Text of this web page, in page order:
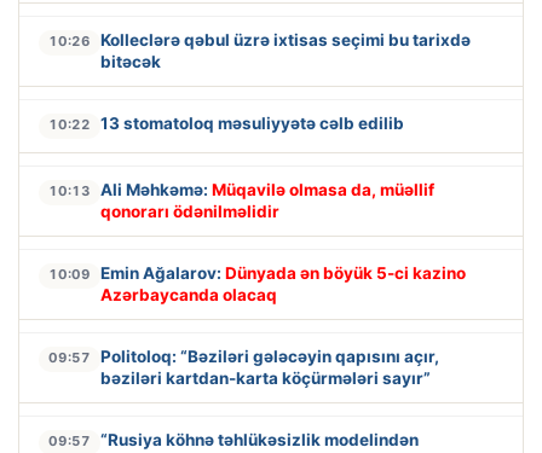
10:26
Kolleclərə qəbul üzrə ixtisas seçimi bu tarixdə
bitəcək
10:22 13 stomatoloq məsuliyyətə cəlb edilib
10:13 Ali Məhkəmə: Müqavilə olmasa da, müəllif
qonorarı ödənilməlidir
10:09 Emin Ağalarov: Dünyada ən böyük 5-ci kazino
Azərbaycanda olacaq
09:57
Politoloq: “Bəziləri gələcəyin qapısını açır,
bəziləri kartdan-karta köçürmələri sayır”
09:57
“Rusiya köhnə təhlükəsizlik modelindən